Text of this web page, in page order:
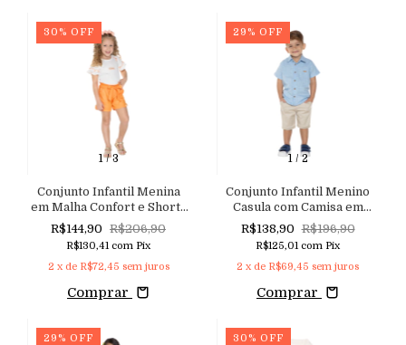
1/3
30 % OFF
Conjunto Infantil Menina
em Malha Confort e Shorts
em Clochard Maquinetado
com Cinto Aconchego do
Bebê
R$144,90 R$206,90
R$130,41 com Pix
2 x de R$72,45 sem juros
Comprar
1/2
29 % OFF
Conjunto Infantil Menino
Casula com Camisa em
Tricoline Quadriculado e
Shorts em Sarja com
Elastano
R$138,90 R$196,90
R$125,01 com Pix
2 x de R$69,45 sem juros
Comprar
29 % OFF 30 % OFF